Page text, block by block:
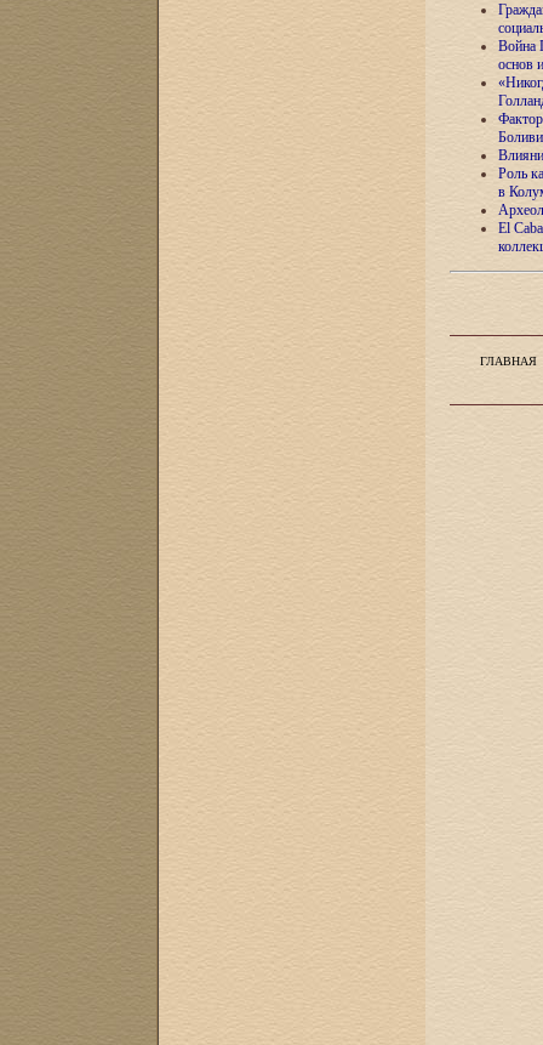
Война
основ
Роль
в
El
ГЛАВНАЯ